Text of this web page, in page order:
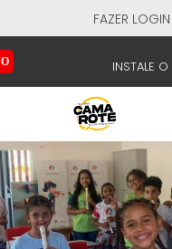
FAZER LOGIN
INSTALE O